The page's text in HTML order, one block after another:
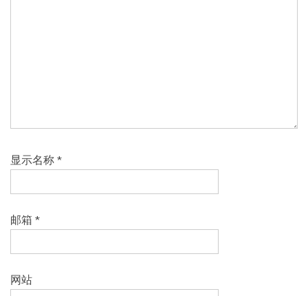
显示名称 *
邮箱 *
网站